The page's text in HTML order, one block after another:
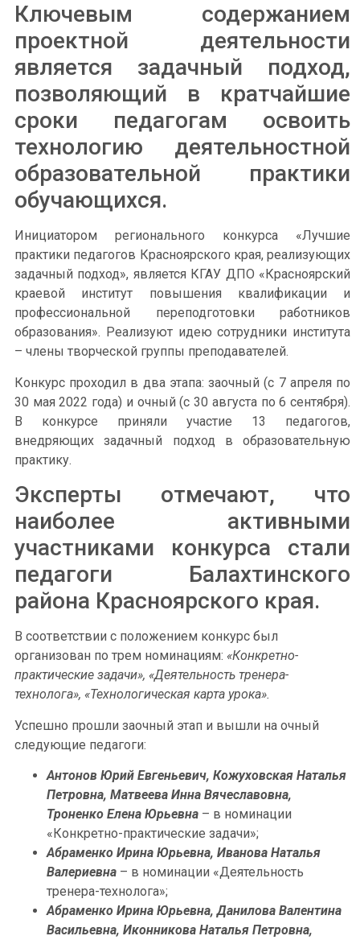
Ключевым содержанием
проектной деятельности
является задачный подход,
позволяющий в кратчайшие
сроки педагогам освоить
технологию деятельностной
образовательной практики
обучающихся.
Инициатором регионального конкурса «Лучшие
практики педагогов Красноярского края, реализующих
задачный подход», является КГАУ ДПО «Красноярский
краевой институт повышения квалификации и
профессиональной переподготовки работников
образования». Реализуют идею сотрудники института
– члены творческой группы преподавателей.
Конкурс проходил в два этапа: заочный (с 7 апреля по
30 мая 2022 года) и очный (с 30 августа по 6 сентября).
В конкурсе приняли участие 13 педагогов,
внедряющих задачный подход в образовательную
практику.
Эксперты отмечают, что
наиболее активными
участниками конкурса стали
педагоги Балахтинского
района Красноярского края.
В соответствии с положением конкурс был
организован по трем номинациям: «Конкретно-
практические задачи», «Деятельность тренера-
технолога», «Технологическая карта урока».
Успешно прошли заочный этап и вышли на очный
следующие педагоги:
Антонов Юрий Евгеньевич, Кожуховская Наталья
Петровна, Матвеева Инна Вячеславовна,
Троненко Елена Юрьевна – в номинации
«Конкретно-практические задачи»;
Абраменко Ирина Юрьевна, Иванова Наталья
Валериевна – в номинации «Деятельность
тренера-технолога»;
Абраменко Ирина Юрьевна, Данилова Валентина
Васильевна, Иконникова Наталья Петровна,